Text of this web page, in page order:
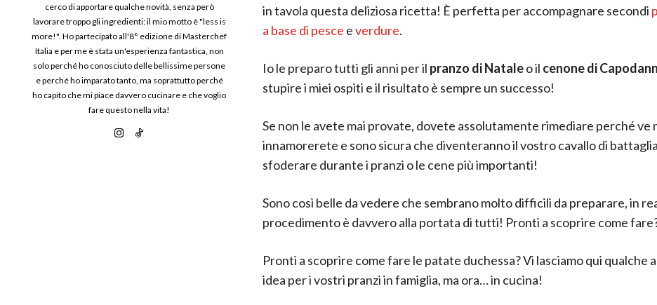
cerco di apportare qualche novità, senza però
lavorare troppo gli ingredienti: il mio motto è "less is
more!". Ho partecipato all'8° edizione di Masterchef
Italia e per me è stata un'esperienza fantastica, non
solo perché ho conosciuto delle bellissime persone
e perché ho imparato tanto, ma soprattutto perché
ho capito che mi piace davvero cucinare e che voglio
fare questo nella vita!
in tavola questa deliziosa ricetta! È perfetta per accompagnare secondi
a base di pesce everdure.
Io le preparo tutti gli anni per il pranzo di Nataleo il cenone di
stupire i miei ospiti e il risultato è sempre un successo!
Se non le avete mai provate, dovete assolutamente rimediare perché ve
innamorerete e sono sicura che diventeranno il vostro cavallo di
sfoderare durante i pranzi o le cene più importanti!
Sono così belle da vedere che sembrano molto difficili da preparare, in
procedimento è davvero alla portata di tutti! Pronti a scoprire come
Pronti a scoprire come fare le patate duchessa? Vi lasciamo qui qualche
idea per i vostri pranzi in famiglia, ma ora… in cucina!